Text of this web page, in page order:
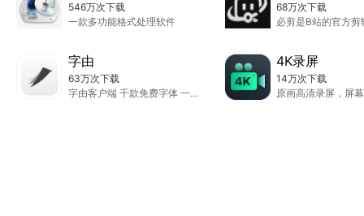
546万次下载
一款多功能格式处理软件
68万次下载
字由
63万次下载
字由客户端 千款免费字体 一键触达
4K录屏
14万次下载